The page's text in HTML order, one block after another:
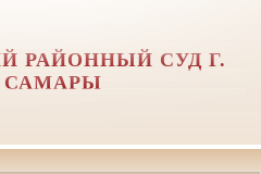
РАЙОННЫЙ СУД Г.
САМАРЫ